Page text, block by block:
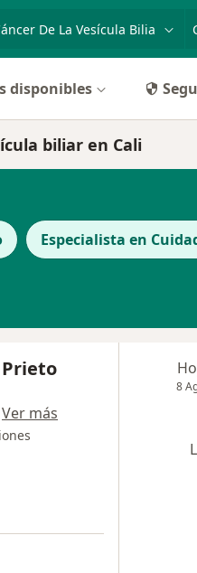
enfermedad o
disponibles
biliar en Cali
Especialista en
Ver más
8